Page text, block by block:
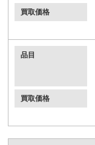
買取価格
品目
買取価格